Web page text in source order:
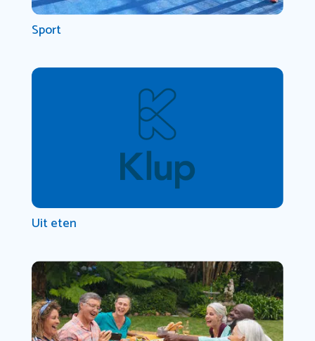
Sport
Uit eten